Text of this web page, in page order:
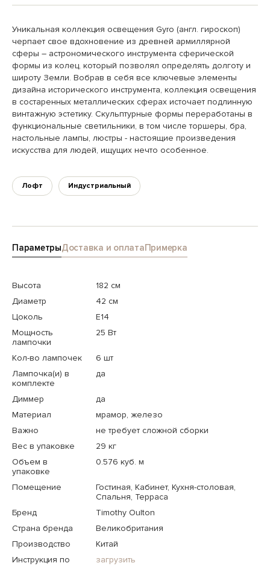
Уникальная коллекция освещения Gyro (англ. гироскоп)
черпает свое вдохновение из древней армиллярной
сферы – астрономического инструмента сферической
формы из колец, который позволял определять долготу и
широту Земли. Вобрав в себя все ключевые элементы
дизайна исторического инструмента, коллекция освещения
в состаренных металлических сферах источает подлинную
винтажную эстетику. Скульптурные формы переработаны в
функциональные светильники, в том числе торшеры, бра,
настольные лампы, люстры - настоящие произведения
искусства для людей, ищущих нечто особенное.
Лофт Индустриальный
ПараметрыДоставка и оплатаПримерка
Высота
182 см
Диаметр
42 см
Цоколь
E14
Мощность
лампочки
25 Вт
Кол-во лампочек
6 шт
Лампочка(и) в
комплекте
да
Диммер
да
Материал
мрамор, железо
Важно
не требует сложной сборки
Вес в упаковке
29 кг
Объем в
упаковке
0.576 куб. м
Помещение
Гостиная, Кабинет, Кухня-столовая,
Спальня, Терраса
Бренд
Timothy Oulton
Страна бренда
Великобритания
Производство
Китай
Инструкция по
загрузить